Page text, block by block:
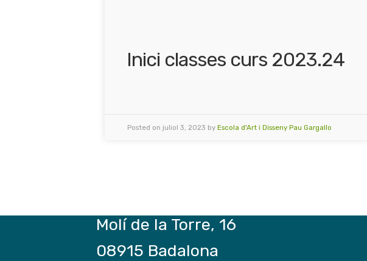
Inici classes curs 2023.24
Posted on juliol 3, 2023 by Escola d'Art i Disseny Pau Gargallo
Molí de la Torre, 16
08915 Badalona